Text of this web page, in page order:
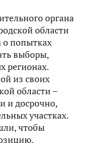
органа
области
о попытках
выборы,
регионах.
из своих
области –
и досрочно,
участках.
чтобы